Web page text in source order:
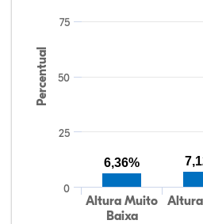
Percentual
Altura Muito
Baixa
0
25
50
75
6,36%